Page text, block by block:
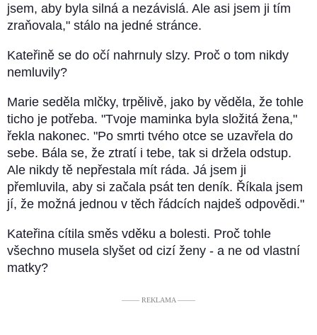
jsem, aby byla silná a nezávislá. Ale asi jsem ji tím
zraňovala," stálo na jedné stránce.
Kateřině se do očí nahrnuly slzy. Proč o tom nikdy
nemluvily?
Marie seděla mlčky, trpělivě, jako by věděla, že tohle
ticho je potřeba. "Tvoje maminka byla složitá žena,"
řekla nakonec. "Po smrti tvého otce se uzavřela do
sebe. Bála se, že ztratí i tebe, tak si držela odstup.
Ale nikdy tě nepřestala mít ráda. Já jsem ji
přemluvila, aby si začala psát ten deník. Říkala jsem
jí, že možná jednou v těch řádcích najdeš odpovědi."
Kateřina cítila směs vděku a bolesti. Proč tohle
všechno musela slyšet od cizí ženy - a ne od vlastní
matky?
––––– REKLAMA –––––